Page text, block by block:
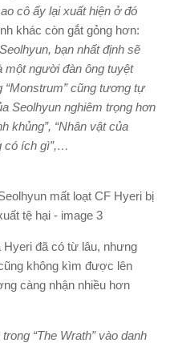
cô ấy lại xuất hiện ở đó
khác còn gắt gỏng hơn:
bạn nhất định sẽ
một người đàn ông tuyệt
“Monstrum” cũng tương tự
Seolhyun nghiêm trọng hơn
khủng”, “Nhân vật của
có ích gì”,…
Hyeri đã có từ lâu, nhưng
không kìm được lên
càng nhận nhiều hơn
“The Wrath” vào danh